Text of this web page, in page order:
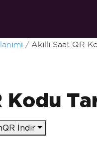
Akıllı Saat QR
Kodu
İndir